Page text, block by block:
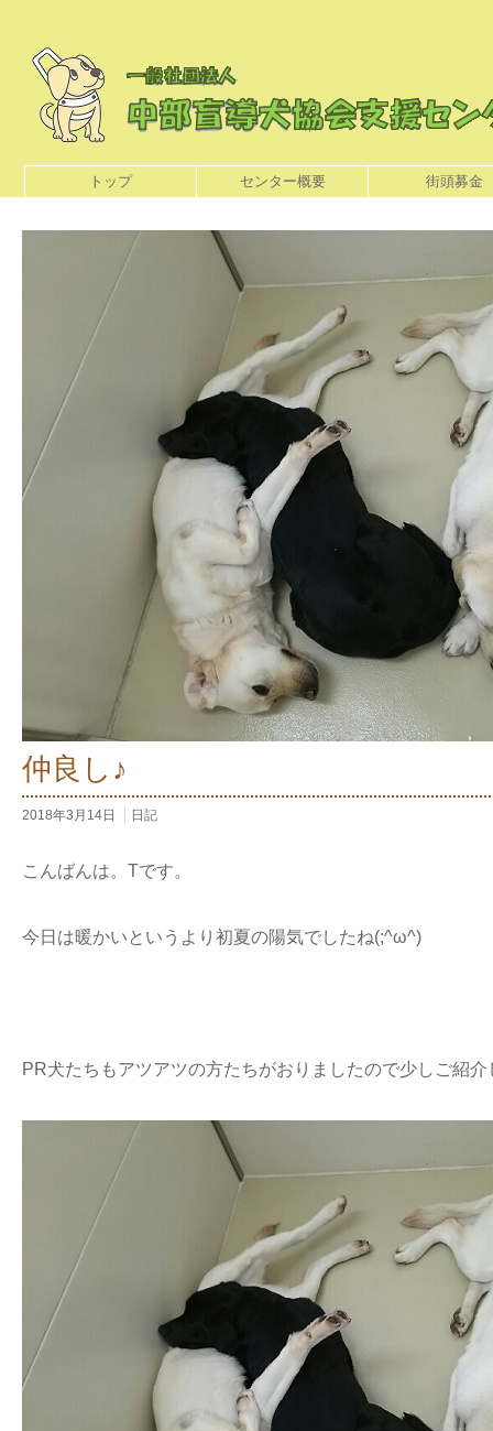
トップ センター概要 街頭募金
仲良し♪
2018年3月14日 日記
こんばんは。Tです。
今日は暖かいというより初夏の陽気でしたね(;^ω^)
PR犬たちもアツアツの方たちがおりましたので少しご紹介